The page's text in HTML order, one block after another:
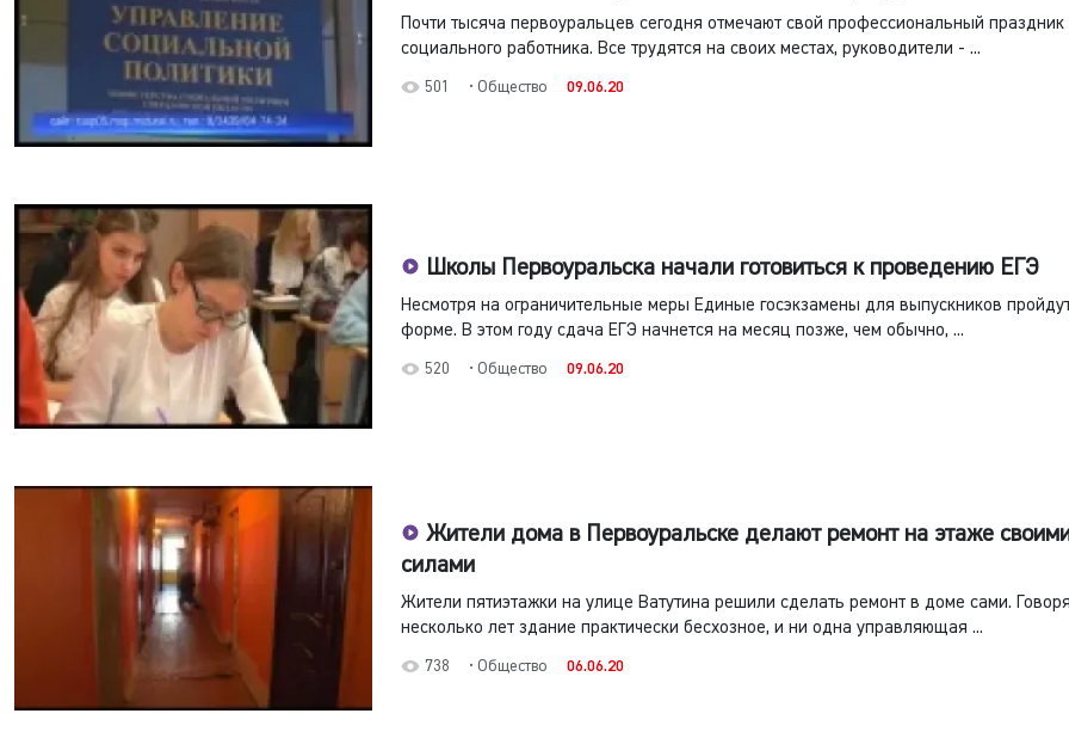
Почти тысяча первоуральцев сегодня отмечают свой профессиональный
социального работника. Все трудятся на своих местах, руководители - ...
501 • Общество 09.06.20
Школы Первоуральска начали готовиться к проведению ЕГЭ
Несмотря на ограничительные меры Единые госэкзамены для выпускников
форме. В этом году сдача ЕГЭ начнется на месяц позже, чем обычно, ...
520 • Общество 09.06.20
Жители дома в Первоуральске делают ремонт на этаже
силами
Жители пятиэтажки на улице Ватутина решили сделать ремонт в доме сами.
несколько лет здание практически бесхозное, и ни одна управляющая ...
738 • Общество 06.06.20